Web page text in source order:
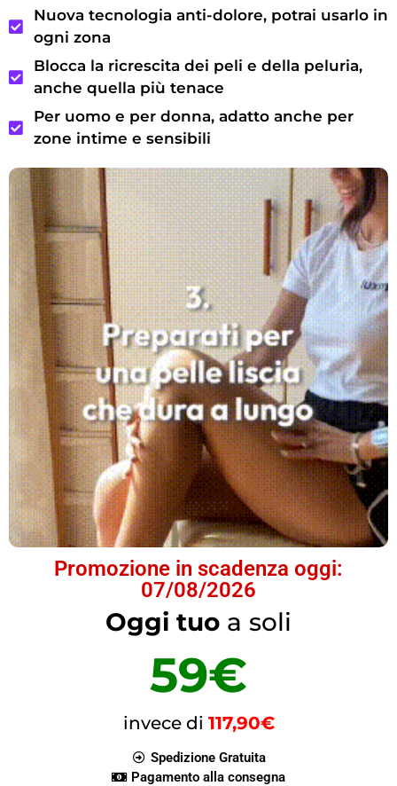
Nuova tecnologia anti-dolore, potrai usarlo in
ogni zona
Blocca la ricrescita dei peli e della peluria,
anche quella più tenace
Per uomo e per donna, adatto anche per
zone intime e sensibili
Promozione in scadenza oggi:
07/08/2026
Oggi tuo a soli
59€
invece di 117,90€
Spedizione Gratuita
Pagamento alla consegna